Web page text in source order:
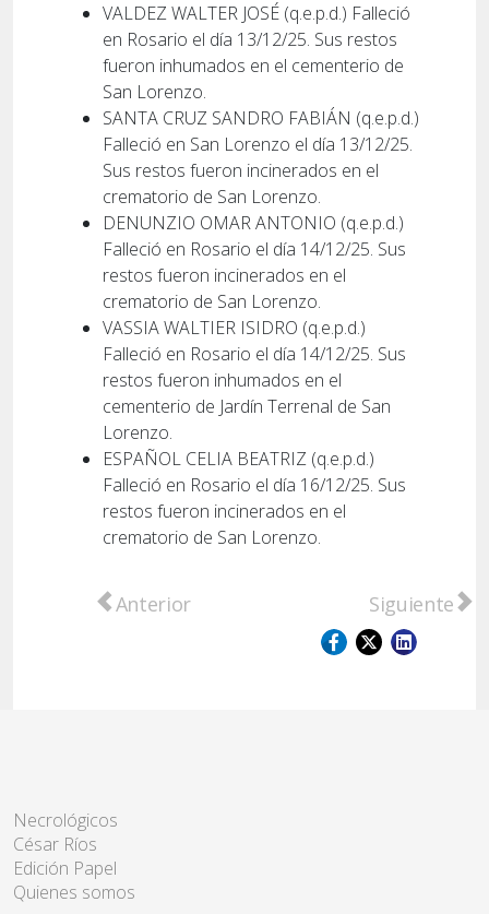
VALDEZ WALTER JOSÉ (q.e.p.d.) Falleció
en Rosario el día 13/12/25. Sus restos
fueron inhumados en el cementerio de
San Lorenzo.
SANTA CRUZ SANDRO FABIÁN (q.e.p.d.)
Falleció en San Lorenzo el día 13/12/25.
Sus restos fueron incinerados en el
crematorio de San Lorenzo.
DENUNZIO OMAR ANTONIO (q.e.p.d.)
Falleció en Rosario el día 14/12/25. Sus
restos fueron incinerados en el
crematorio de San Lorenzo.
VASSIA WALTIER ISIDRO (q.e.p.d.)
Falleció en Rosario el día 14/12/25. Sus
restos fueron inhumados en el
cementerio de Jardín Terrenal de San
Lorenzo.
ESPAÑOL CELIA BEATRIZ (q.e.p.d.)
Falleció en Rosario el día 16/12/25. Sus
restos fueron incinerados en el
crematorio de San Lorenzo.
Artículo anterior: SERVICIOS CARAMUTO -
Anterior Artículo
Siguiente
Necrológicos
César Ríos
Edición Papel
Quienes somos